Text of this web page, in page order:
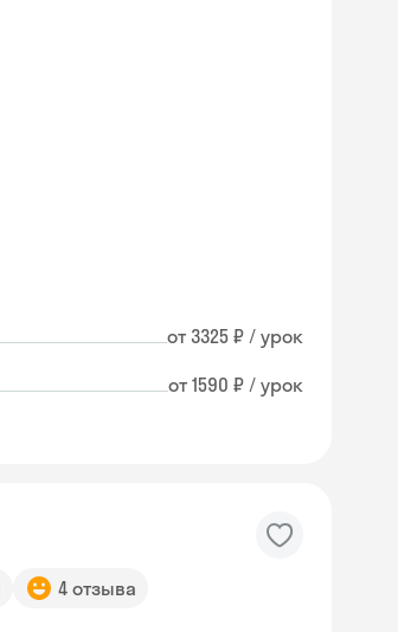
от 3325 ₽ / урок
от 1590 ₽ / урок
4 отзыва